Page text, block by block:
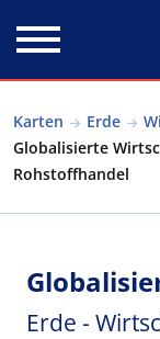
Karten Erde
Globalisierte
Rohstoffhandel
Erde -